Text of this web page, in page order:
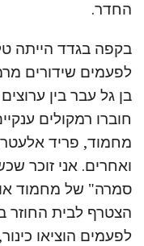
החדר.
בקפה בגדד הייתה
לפעמים שידורים
בן גל עבר בין
חוברו רמקולים
מחמוד, פריד
ואחרים. אני זוכר
סמרה" של מחמוד או
הצטרף לבית החוזר
לפעמים הוציאו